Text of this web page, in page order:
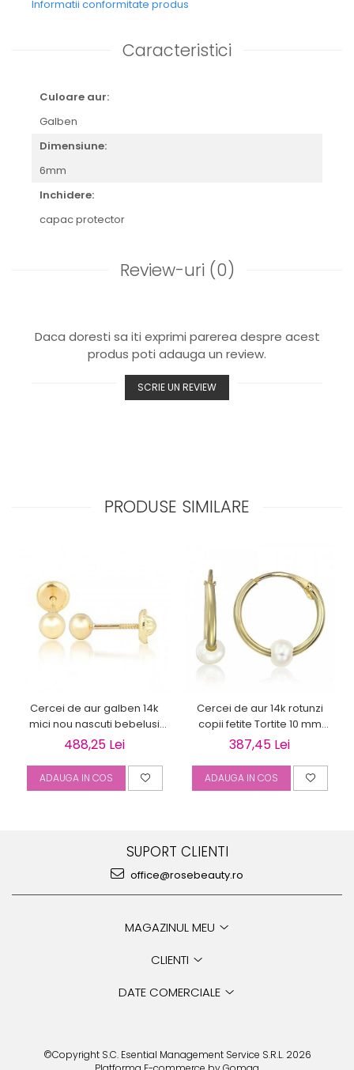
Informatii conformitate produs
Caracteristici
Culoare aur:
Galben
Dimensiune:
6mm
Inchidere:
capac protector
Review-uri (0)
Daca doresti sa iti exprimi parerea despre acest
produs poti adauga un review.
SCRIE UN REVIEW
PRODUSE SIMILARE
Cercei de aur galben 14k
mici nou nascuti bebelusi
Bilute 4mm
488,25 Lei
ADAUGA IN COS
Cercei de aur 14k rotunzi
copii fetite Tortite 10 mm
perluta
387,45 Lei
ADAUGA IN COS
SUPORT CLIENTI
office@rosebeauty.ro
MAGAZINUL MEU
CLIENTI
DATE COMERCIALE
©Copyright S.C. Esential Management Service S.R.L. 2026